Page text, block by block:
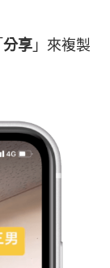
分享 」來複製